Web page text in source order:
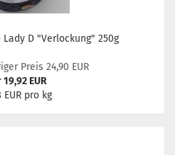
D "Verlockung" 250g
Preis 24,90 EUR
19,92 EUR
EUR pro kg